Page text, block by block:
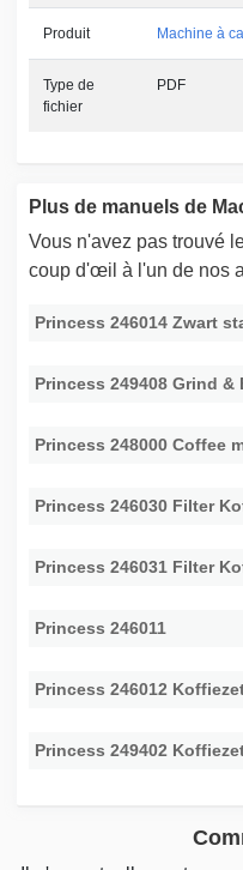
Produit Machine à
Type de
fichier
PDF
Plus de manuels de
Vous n'avez pas trouvé
coup d'œil à l'un de nos
Princess 246014 Zwart
Princess 249408 Grind &
Princess 248000 Coffee
Princess 246030 Filter
Princess 246031 Filter
Princess 246011
Princess 246012
Princess 249402